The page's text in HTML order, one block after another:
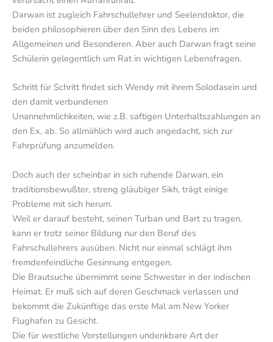
Darwan ist zugleich Fahrschullehrer und Seelendoktor, die
beiden philosophieren über den Sinn des Lebens im
Allgemeinen und Besonderen. Aber auch Darwan fragt seine
Schülerin gelegentlich um Rat in wichtigen Lebensfragen.
Schritt für Schritt findet sich Wendy mit ihrem Solodasein und
den damit verbundenen
Unannehmlichkeiten, wie z.B. saftigen Unterhaltszahlungen an
den Ex, ab. So allmählich wird auch angedacht, sich zur
Fahrprüfung anzumelden.
Doch auch der scheinbar in sich ruhende Darwan, ein
traditionsbewußter, streng gläubiger Sikh, trägt einige
Probleme mit sich herum.
Weil er darauf besteht, seinen Turban und Bart zu tragen,
kann er trotz seiner Bildung nur den Beruf des
Fahrschullehrers ausüben. Nicht nur einmal schlägt ihm
fremdenfeindliche Gesinnung entgegen.
Die Brautsuche übernimmt seine Schwester in der indischen
Heimat. Er muß sich auf deren Geschmack verlassen und
bekommt die Zukünftige das erste Mal am New Yorker
Flughafen zu Gesicht.
Die für westliche Vorstellungen undenkbare Art der